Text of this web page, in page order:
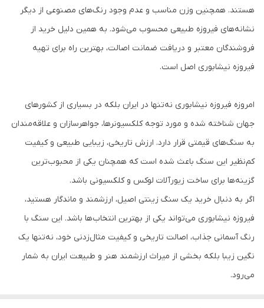
هستند. همچنین وزن مناسب و عدم وجود رنگ‌های مصنوعی از دیگر
نشانه‌های فیروزه طبیعی محسوب می‌شود. به همین دلیل خرید از
فروشندگان معتبر و دریافت ضمانت اصالت، بهترین راه برای تهیه
فیروزه نیشابوری اصل است.
امروزه فیروزه نیشابوری نه‌تنها در ایران بلکه در بسیاری از کشورهای
جهان شناخته شده و مورد توجه کلکسیونرها، جواهرسازان و علاقه‌مندان
به سنگ‌های قیمتی قرار دارد. ارزش تاریخی، زیبایی طبیعی و کیفیت
کم‌نظیر این سنگ باعث شده است که همچنان یکی از محبوب‌ترین
گزینه‌ها برای ساخت زیورآلات لوکس و کلکسیونی باشد.
اگر به دنبال خرید یک سنگ زینتی اصیل، ارزشمند و ماندگار هستید،
فیروزه نیشابوری می‌تواند یکی از بهترین انتخاب‌ها باشد. این سنگ با
رنگ آسمانی جذاب، اصالت تاریخی و کیفیت مثال‌زدنی خود، نه‌تنها یک
نگین زیبا بلکه بخشی از میراث ارزشمند هنر و طبیعت ایران به شمار
می‌رود.